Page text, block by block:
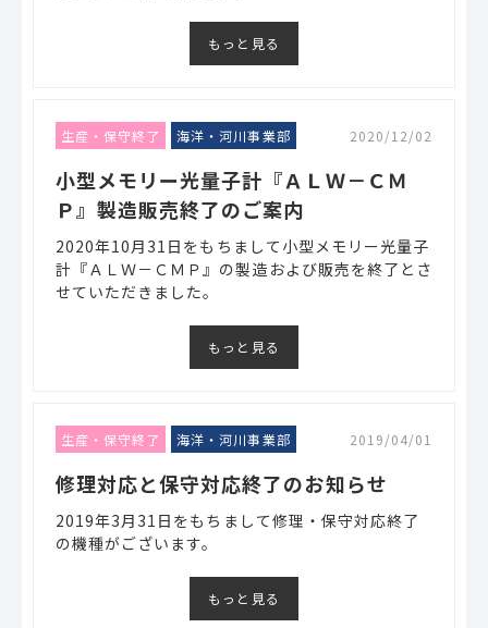
もっと見る
生産・保守終了 海洋・河川事業部 2020/12/02
小型メモリー光量子計『ＡＬＷ－ＣＭ
Ｐ』製造販売終了のご案内
2020年10月31日をもちまして小型メモリー光量子
計『ＡＬＷ－ＣＭＰ』の製造および販売を終了とさ
せていただきました。
もっと見る
生産・保守終了 海洋・河川事業部 2019/04/01
修理対応と保守対応終了のお知らせ
2019年3月31日をもちまして修理・保守対応終了
の機種がございます。
もっと見る